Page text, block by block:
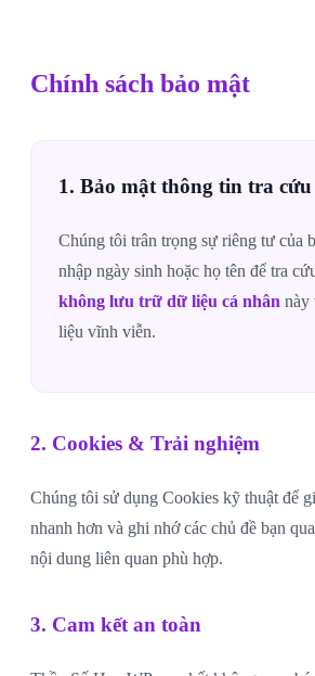
Chính sách bảo mật
1. Bảo mật thông tin tra cứu
Chúng tôi trân trọng sự riêng tư của
nhập ngày sinh hoặc họ tên để tra
không lưu trữ dữ liệu cá nhân này
liệu vĩnh viễn.
2. Cookies & Trải nghiệm
Chúng tôi sử dụng Cookies kỹ thuật để
nhanh hơn và ghi nhớ các chủ đề bạn
nội dung liên quan phù hợp.
3. Cam kết an toàn